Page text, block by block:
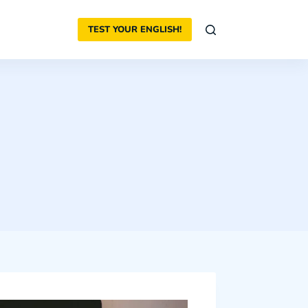
TEST YOUR ENGLISH!